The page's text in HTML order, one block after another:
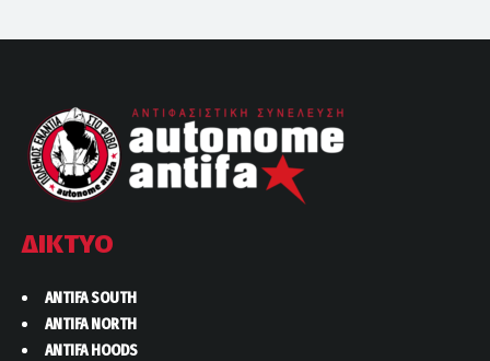
ΔΙΚΤΥΟ
ANTIFA SOUTH
ANTIFA NORTH
ANTIFA HOODS